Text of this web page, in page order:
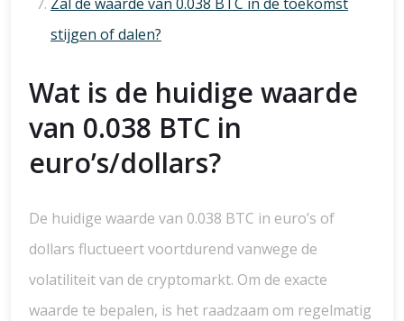
stijgen of dalen?
Wat is de huidige waarde
van 0.038 BTC in
euro’s/dollars?
De huidige waarde van 0.038 BTC in euro’s of
dollars fluctueert voortdurend vanwege de
volatiliteit van de cryptomarkt. Om de exacte
waarde te bepalen, is het raadzaam om regelmatig